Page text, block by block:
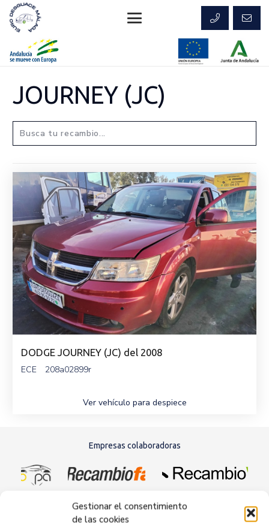
Gestionar el consentimiento
de las cookies
JOURNEY (JC)
DODGE JOURNEY (JC) del 2008
ECE
208a02899r
Ver vehículo para despiece
Empresas colaboradoras